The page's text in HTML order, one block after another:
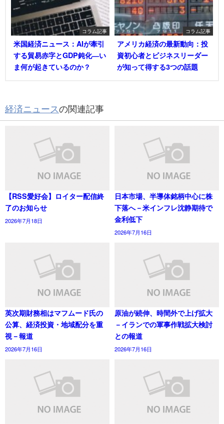
コラム記事
米国経済ニュース：AIが牽引
する貿易赤字とGDP鈍化―い
ま何が起きているのか？
コラム記事
アメリカ経済の最新動向：投
資初心者とビジネスリーダー
が知って得する3つの話題
経済ニュースの関連記事
【RSS愛好会】ロイター配信終
了のお知らせ
2026年7月18日
日本市場、半導体銘柄中心に株
下落へ－米インフレ沈静期待で
金利低下
2026年7月16日
英次期財務相はマフムード氏の
公算、経済投資・地域配分を重
視－報道
2026年7月16日
原油が続伸、時間外で上げ拡大
－イランでの軍事作戦拡大検討
との報道
2026年7月16日